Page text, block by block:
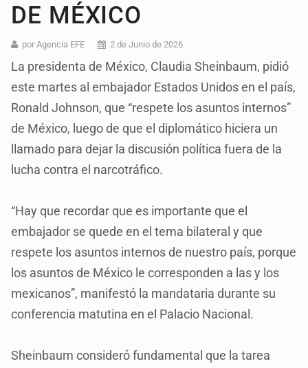
DE MÉXICO
por Agencia EFE 2 de Junio de 2026
La presidenta de México, Claudia Sheinbaum, pidió
este martes al embajador Estados Unidos en el país,
Ronald Johnson, que “respete los asuntos internos”
de México, luego de que el diplomático hiciera un
llamado para dejar la discusión política fuera de la
lucha contra el narcotráfico.
“Hay que recordar que es importante que el
embajador se quede en el tema bilateral y que
respete los asuntos internos de nuestro país, porque
los asuntos de México le corresponden a las y los
mexicanos”, manifestó la mandataria durante su
conferencia matutina en el Palacio Nacional.
Sheinbaum consideró fundamental que la tarea